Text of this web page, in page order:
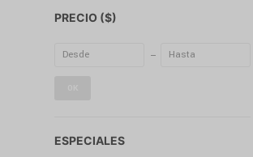
PRECIO ($)
ESPECIALES